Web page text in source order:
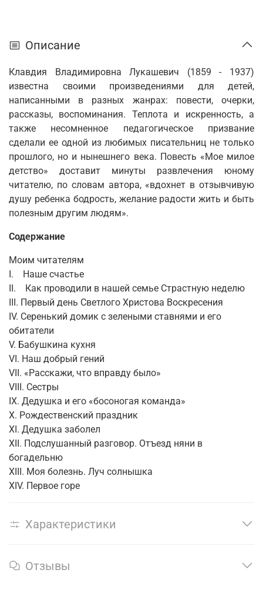
Описание
Клавдия Владимировна Лукашевич (1859 - 1937)
известна своими произведениями для детей,
написанными в разных жанрах: повести, очерки,
рассказы, воспоминания. Теплота и искренность, а
также несомненное педагогическое призвание
сделали ее одной из любимых писательниц не только
прошлого, но и нынешнего века. Повесть «Мое милое
детство» доставит минуты развлечения юному
читателю, по словам автора, «вдохнет в отзывчивую
душу ребенка бодрость, желание радости жить и быть
полезным другим людям».
Содержание
Моим читателям
I. Наше счастье
II. Как проводили в нашей семье Страстную неделю
III. Первый день Светлого Христова Воскресения
IV. Серенький домик с зелеными ставнями и его
обитатели
V. Бабушкина кухня
VI. Наш добрый гений
VII. «Расскажи, что вправду было»
VIII. Сестры
IX. Дедушка и его «босоногая команда»
X. Рождественский праздник
XI. Дедушка заболел
XII. Подслушанный разговор. Отъезд няни в
богадельню
XIII. Моя болезнь. Луч солнышка
XIV. Первое горе
Характеристики
Отзывы